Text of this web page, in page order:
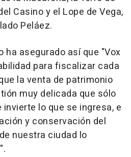
Casino y el Lope de Vega,
Peláez.
ha asegurado así que "Vox
para fiscalizar cada
la venta de patrimonio
muy delicada que sólo
lo que se ingresa, e
y conservación del
nuestra ciudad lo